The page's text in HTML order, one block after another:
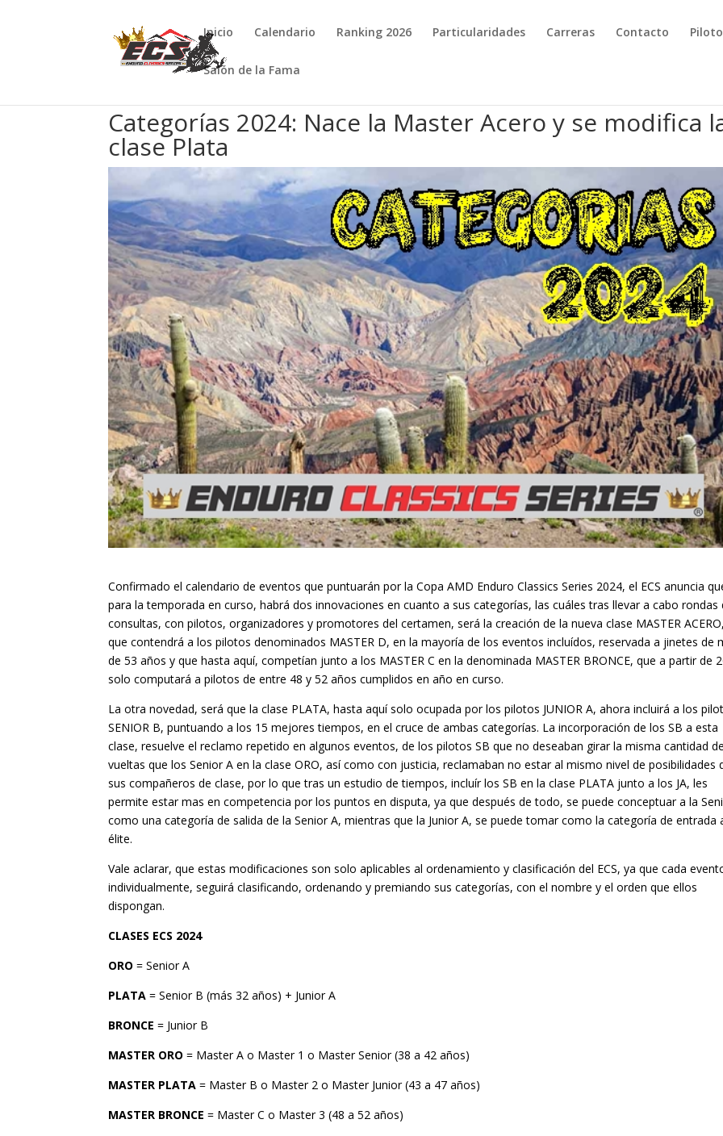
Inicio Calendario Ranking 2026 Particularidades Carreras Contacto
Salón de la Fama
Categorías 2024: Nace la Master Acero y se modifica
clase Plata
Confirmado el calendario de eventos que puntuarán por la Copa AMD Enduro Classics Series 2024, el ECS anuncia
para la temporada en curso, habrá dos innovaciones en cuanto a sus categorías, las cuáles tras llevar a cabo rondas
consultas, con pilotos, organizadores y promotores del certamen, será la creación de la nueva clase MASTER
que contendrá a los pilotos denominados MASTER D, en la mayoría de los eventos incluídos, reservada a jinetes de
de 53 años y que hasta aquí, competían junto a los MASTER C en la denominada MASTER BRONCE, que a partir de
solo computará a pilotos de entre 48 y 52 años cumplidos en año en curso.
La otra novedad, será que la clase PLATA, hasta aquí solo ocupada por los pilotos JUNIOR A, ahora incluirá a los
SENIOR B, puntuando a los 15 mejores tiempos, en el cruce de ambas categorías. La incorporación de los SB a esta
clase, resuelve el reclamo repetido en algunos eventos, de los pilotos SB que no deseaban girar la misma cantidad
vueltas que los Senior A en la clase ORO, así como con justicia, reclamaban no estar al mismo nivel de posibilidades
sus compañeros de clase, por lo que tras un estudio de tiempos, incluír los SB en la clase PLATA junto a los JA, les
permite estar mas en competencia por los puntos en disputa, ya que después de todo, se puede conceptuar a la
como una categoría de salida de la Senior A, mientras que la Junior A, se puede tomar como la categoría de entrada
élite.
Vale aclarar, que estas modificaciones son solo aplicables al ordenamiento y clasificación del ECS, ya que cada
individualmente, seguirá clasificando, ordenando y premiando sus categorías, con el nombre y el orden que ellos
dispongan.
CLASES ECS 2024
ORO = Senior A
PLATA = Senior B (más 32 años) + Junior A
BRONCE = Junior B
MASTER ORO = Master A o Master 1 o Master Senior (38 a 42 años)
MASTER PLATA = Master B o Master 2 o Master Junior (43 a 47 años)
MASTER BRONCE = Master C o Master 3 (48 a 52 años)